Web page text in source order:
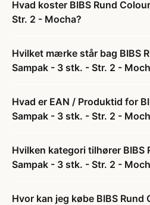
Hvad koster BIBS Rund
Str. 2 - Mocha?
Hvilket mærke står bag BIBS
Sampak - 3 stk. - Str. 2 -
Hvad er EAN / Produktid for
Sampak - 3 stk. - Str. 2 -
Hvilken kategori tilhører BIBS
Sampak - 3 stk. - Str. 2 -
Hvor kan jeg købe BIBS Rund